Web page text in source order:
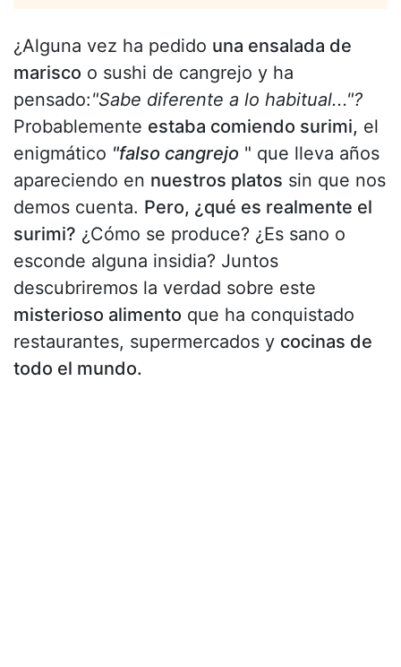
¿Alguna vez ha pedido una ensalada de
marisco o sushi de cangrejo y ha
pensado:"Sabe diferente a lo habitual..."?
Probablemente estaba comiendo surimi, el
enigmático "falso cangrejo " que lleva años
apareciendo en nuestros platos sin que nos
demos cuenta. Pero, ¿qué es realmente el
surimi? ¿Cómo se produce? ¿Es sano o
esconde alguna insidia? Juntos
descubriremos la verdad sobre este
misterioso alimento que ha conquistado
restaurantes, supermercados y cocinas de
todo el mundo.